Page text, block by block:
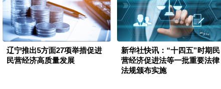
辽宁推出5方面27项举措促进
民营经济高质量发展
新华社快讯：“十四五”时期民
营经济促进法等一批重要法律
法规颁布实施